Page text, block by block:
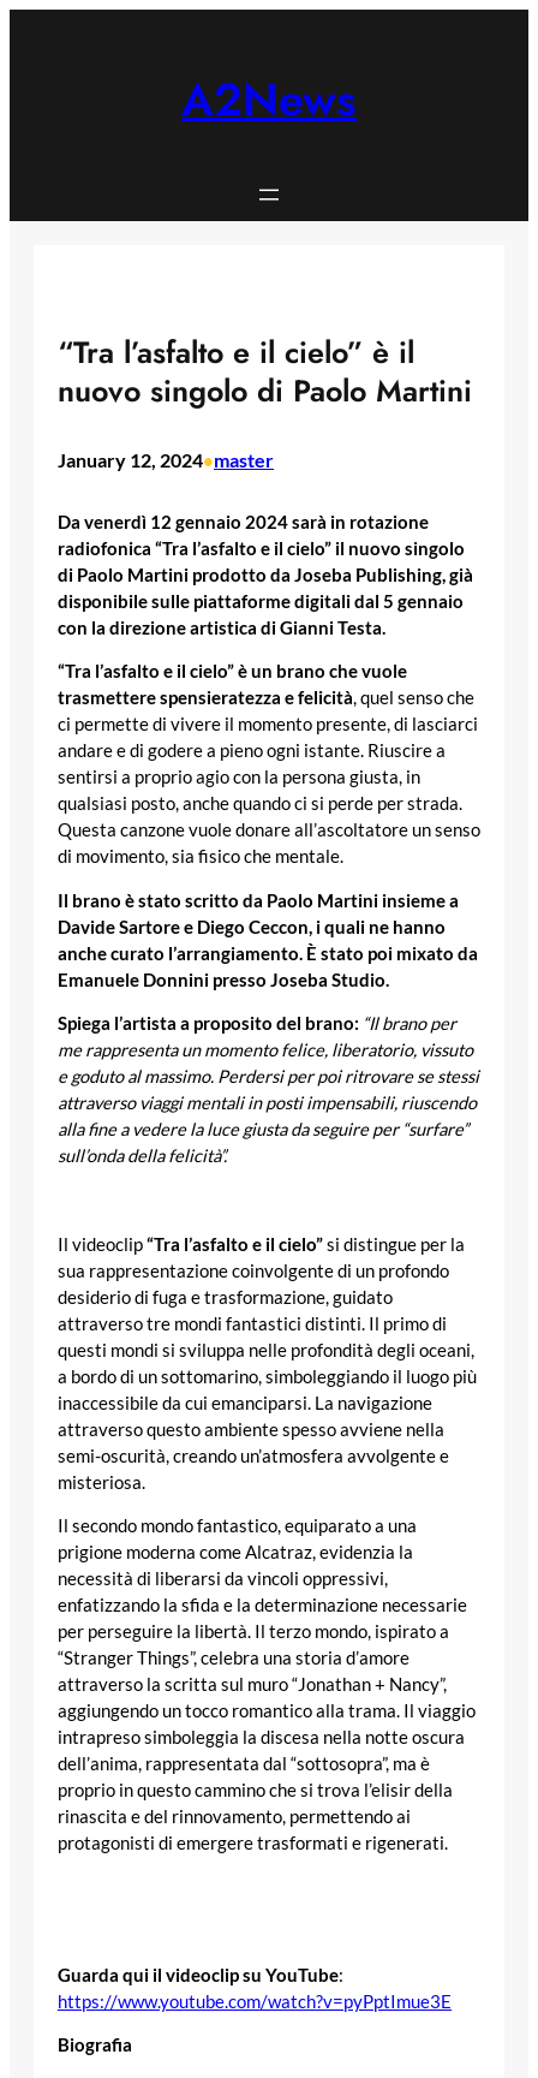
A2News
“Tra l’asfalto e il cielo” è il
nuovo singolo di Paolo Martini
January 12, 2024•master
Da venerdì 12 gennaio 2024 sarà in rotazione
radiofonica “Tra l’asfalto e il cielo” il nuovo singolo
di Paolo Martini prodotto da Joseba Publishing, già
disponibile sulle piattaforme digitali dal 5 gennaio
con la direzione artistica di Gianni Testa.
“Tra l’asfalto e il cielo” è un brano che vuole
trasmettere spensieratezza e felicità, quel senso che
ci permette di vivere il momento presente, di lasciarci
andare e di godere a pieno ogni istante. Riuscire a
sentirsi a proprio agio con la persona giusta, in
qualsiasi posto, anche quando ci si perde per strada.
Questa canzone vuole donare all’ascoltatore un senso
di movimento, sia fisico che mentale.
Il brano è stato scritto da Paolo Martini insieme a
Davide Sartore e Diego Ceccon, i quali ne hanno
anche curato l’arrangiamento. È stato poi mixato da
Emanuele Donnini presso Joseba Studio.
Spiega l’artista a proposito del brano: “Il brano per
me rappresenta un momento felice, liberatorio, vissuto
e goduto al massimo. Perdersi per poi ritrovare se stessi
attraverso viaggi mentali in posti impensabili, riuscendo
alla fine a vedere la luce giusta da seguire per “surfare”
sull’onda della felicità”.
Il videoclip“Tra l’asfalto e il cielo”si distingue per la
sua rappresentazione coinvolgente di un profondo
desiderio di fuga e trasformazione, guidato
attraverso tre mondi fantastici distinti. Il primo di
questi mondi si sviluppa nelle profondità degli oceani,
a bordo di un sottomarino, simboleggiando il luogo più
inaccessibile da cui emanciparsi. La navigazione
attraverso questo ambiente spesso avviene nella
semi-oscurità, creando un’atmosfera avvolgente e
misteriosa.
Il secondo mondo fantastico, equiparato a una
prigione moderna come Alcatraz, evidenzia la
necessità di liberarsi da vincoli oppressivi,
enfatizzando la sfida e la determinazione necessarie
per perseguire la libertà. Il terzo mondo, ispirato a
“Stranger Things”, celebra una storia d’amore
attraverso la scritta sul muro “Jonathan + Nancy”,
aggiungendo un tocco romantico alla trama. Il viaggio
intrapreso simboleggia la discesa nella notte oscura
dell’anima, rappresentata dal “sottosopra”, ma è
proprio in questo cammino che si trova l’elisir della
rinascita e del rinnovamento, permettendo ai
protagonisti di emergere trasformati e rigenerati.
Guarda qui il videoclip su YouTube:
https://www.youtube.com/watch?v=pyPptImue3E
Biografia